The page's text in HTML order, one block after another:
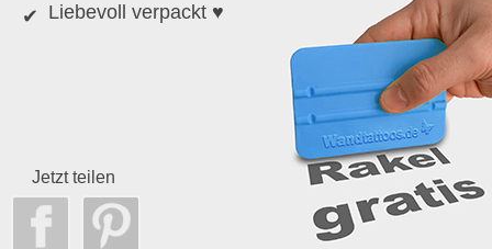
Liebevoll verpackt ♥
Jetzt teilen